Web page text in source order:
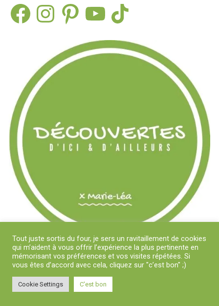
FacebookInstagramPinterest TikTok
Copyright © 2018-2024 Découvertes D'Ici et D'Ailleurs x Marie-Léa | Tous
Tout juste sortis du four, je sers un ravitaillement de cookies
qui m’aident à vous offrir l’expérience la plus pertinente en
mémorisant vos préférences et vos visites répétées. Si
vous êtes d’accord avec cela, cliquez sur "c’est bon" ;)
Cookie Settings C'est bon